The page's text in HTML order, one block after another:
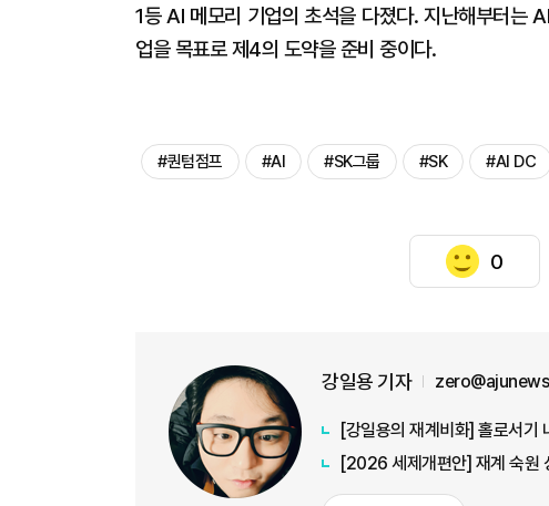
1등 AI 메모리 기업의 초석을 다졌다. 지난해부터는
업을 목표로 제4의 도약을 준비 중이다.
#퀀텀점프 #AI #SK그룹 #SK #AI DC
0
강일용 기자
[강일용의 재계비화] 홀로서기